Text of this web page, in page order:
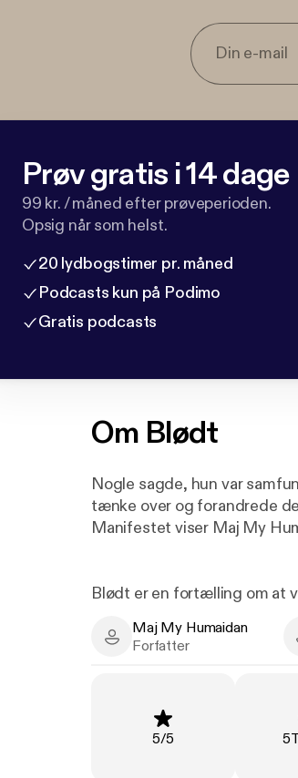
Prøv gratis i 14 dage
99 kr. / måned efter prøveperioden.
Opsig når som helst.
20 lydbogstimer pr. måned
Podcasts kun på Podimo
Gratis podcasts
Om Blødt
Nogle sagde, hun var
tænke over og forandrede
Manifestet viser Maj My
Blødt er en fortælling om at
til tryk. I løbet af netop de
os: Vi ser konsekvensen af,
I Blødt følger vi den
Maj My Humaidan - Author
Maj My Humaidan
Forfatter
Vurdering
5/5